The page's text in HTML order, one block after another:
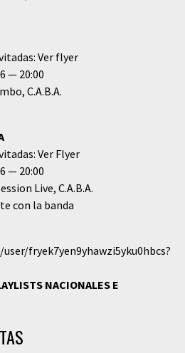
Ver flyer
20:00
C.A.B.A.
Ver Flyer
20:00
Live C.A.B.A.
con la banda
fryek7yen9yhawzi5yku0hbcs?
NACIONALES E